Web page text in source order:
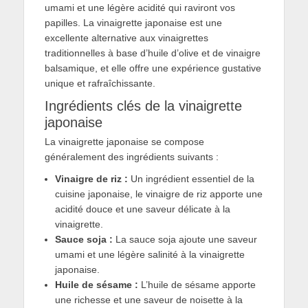
umami et une légère acidité qui raviront vos
papilles. La vinaigrette japonaise est une
excellente alternative aux vinaigrettes
traditionnelles à base d’huile d’olive et de vinaigre
balsamique, et elle offre une expérience gustative
unique et rafraîchissante.
Ingrédients clés de la vinaigrette
japonaise
La vinaigrette japonaise se compose
généralement des ingrédients suivants :
Vinaigre de riz : Un ingrédient essentiel de la
cuisine japonaise, le vinaigre de riz apporte une
acidité douce et une saveur délicate à la
vinaigrette.
Sauce soja : La sauce soja ajoute une saveur
umami et une légère salinité à la vinaigrette
japonaise.
Huile de sésame : L’huile de sésame apporte
une richesse et une saveur de noisette à la